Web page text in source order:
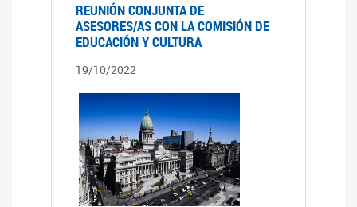
REUNIÓN CONJUNTA DE
ASESORES/AS CON LA COMISIÓN DE
EDUCACIÓN Y CULTURA
19/10/2022